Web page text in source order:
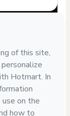
team, please
3729
more
that